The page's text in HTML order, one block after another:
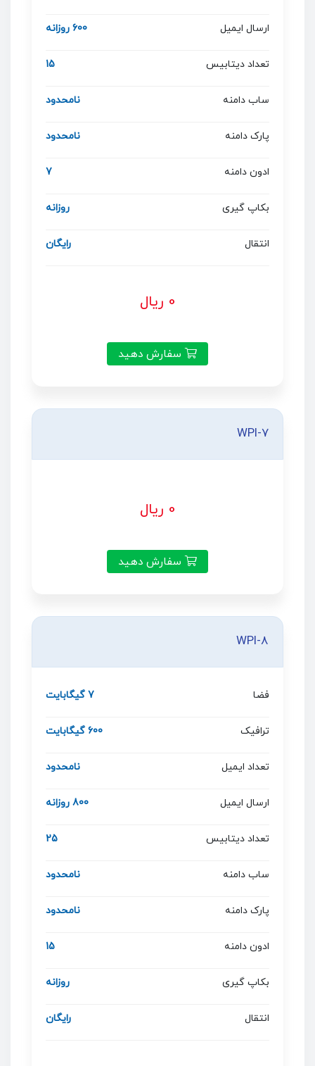
600 روزانه ارسال ایمیل
15 تعداد دیتابیس
نامحدود ساب دامنه
نامحدود پارک دامنه
7 ادون دامنه
روزانه بکاپ گیری
رایگان انتقال
0 ریال
سفارش دهید
WPI-7
0 ریال
سفارش دهید
WPI-8
7 گیگابایت فضا
600 گیگابایت ترافیک
نامحدود تعداد ایمیل
800 روزانه ارسال ایمیل
25 تعداد دیتابیس
نامحدود ساب دامنه
نامحدود پارک دامنه
15 ادون دامنه
روزانه بکاپ گیری
رایگان انتقال